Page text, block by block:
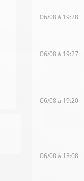
06/08 à 19:28
06/08 à 19:27
06/08 à 19:20
06/08 à 18:08